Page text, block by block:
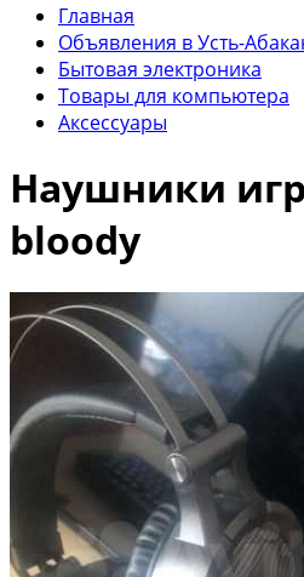
Главная
Объявления в Усть-
Бытовая электроника
Товары для компьютера
Аксессуары
Наушники
bloody